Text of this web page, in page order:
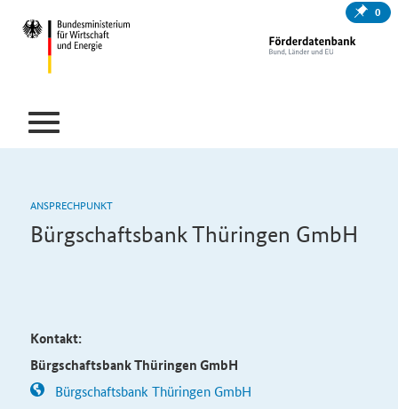
0
ANSPRECHPUNKT
Bürgschaftsbank Thüringen GmbH
Kontakt:
Bürgschaftsbank Thüringen GmbH
Bürgschaftsbank Thüringen GmbH